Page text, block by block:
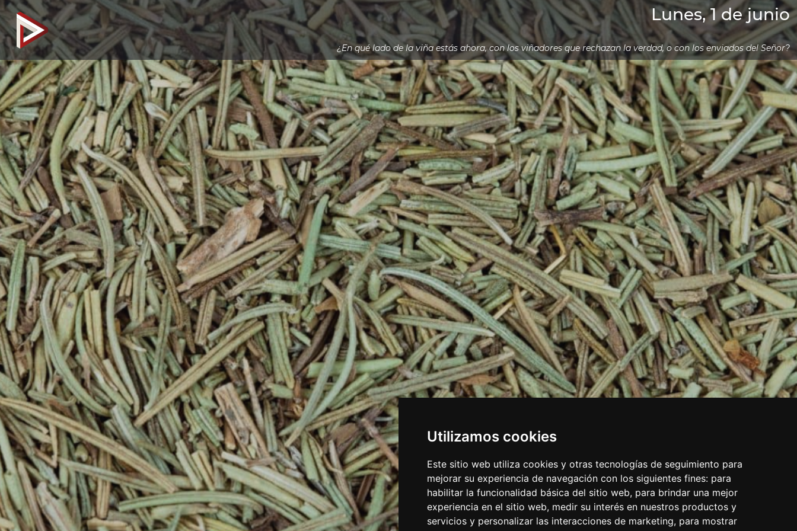
Utilizamos cookies
Este sitio web utiliza cookies y otras tecnologías de seguimiento para
mejorar su experiencia de navegación con los siguientes fines: para
habilitar la funcionalidad básica del sitio web, para brindar una mejor
experiencia en el sitio web, medir su interés en nuestros productos y
servicios y personalizar las interacciones de marketing, para mostrar
Lunes, 1 de junio
¿En qué lado de la viña estás ahora, con los viñadores que rechazan la verdad, o con los enviados del Señor?